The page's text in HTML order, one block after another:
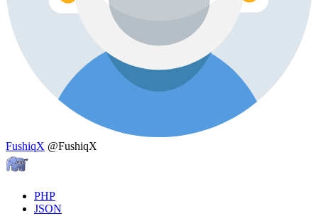
FushiqX @FushiqX
PHP
JSON